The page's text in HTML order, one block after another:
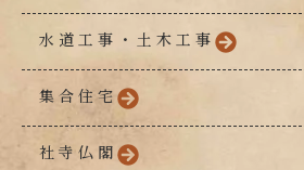
水道工事・土木工事
集合住宅
社寺仏閣